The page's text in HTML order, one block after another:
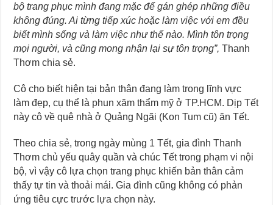
bộ trang phục mình đang mặc để gán ghép những điều
không đúng. Ai từng tiếp xúc hoặc làm việc với em đều
biết mình sống và làm việc như thế nào. Mình tôn trọng
mọi người, và cũng mong nhận lại sự tôn trọng”, Thanh
Thơm chia sẻ.
Cô cho biết hiện tại bản thân đang làm trong lĩnh vực
làm đẹp, cụ thể là phun xăm thẩm mỹ ở TP.HCM. Dịp Tết
này cô về quê nhà ở Quảng Ngãi (Kon Tum cũ) ăn Tết.
Theo chia sẻ, trong ngày mùng 1 Tết, gia đình Thanh
Thơm chủ yếu quây quần và chúc Tết trong phạm vi nội
bộ, vì vậy cô lựa chọn trang phục khiến bản thân cảm
thấy tự tin và thoải mái. Gia đình cũng không có phản
ứng tiêu cực trước lựa chọn này.